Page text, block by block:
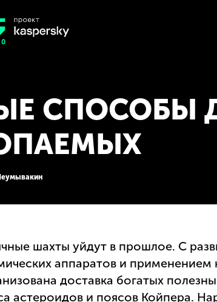
СПОСОБЫ
шахты уйдут в прошлое. С
аппаратов и применением
доставка богатых
астероидов и поясов Койпера.